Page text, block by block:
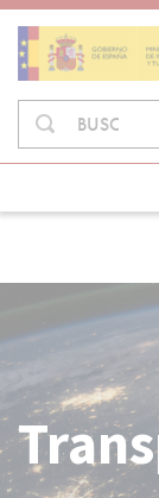
Skip
content
Buscar
BUSCAR